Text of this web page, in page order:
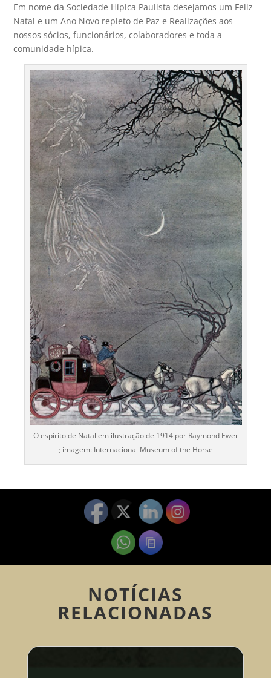
Em nome da Sociedade Hípica Paulista desejamos um Feliz
Natal e um Ano Novo repleto de Paz e Realizações aos
nossos sócios, funcionários, colaboradores e toda a
comunidade hípica.
O espírito de Natal em ilustração de 1914 por Raymond Ewer
; imagem: Internacional Museum of the Horse
NOTÍCIAS
RELACIONADAS